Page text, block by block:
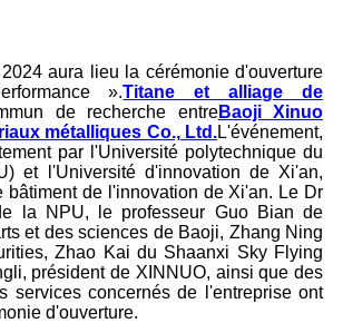
aura lieu la cérémonie d'ouverture
».Titane et alliage de
de recherche entreBaoji Xinuo
métalliques Co., Ltd.L'événement,
par l'Université polytechnique du
et l'Université d'innovation de Xi'an,
bâtiment de l'innovation de Xi'an. Le Dr
la NPU, le professeur Guo Bian de
et des sciences de Baoji, Zhang Ning
Zhao Kai du Shaanxi Sky Flying
président de XINNUO, ainsi que des
services concernés de l'entreprise ont
d'ouverture.